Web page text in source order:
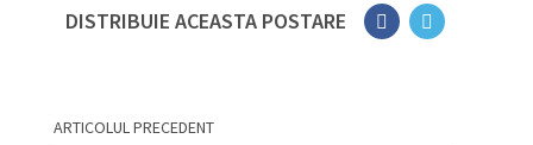
DISTRIBUIE ACEASTA POSTARE
ARTICOLUL PRECEDENT